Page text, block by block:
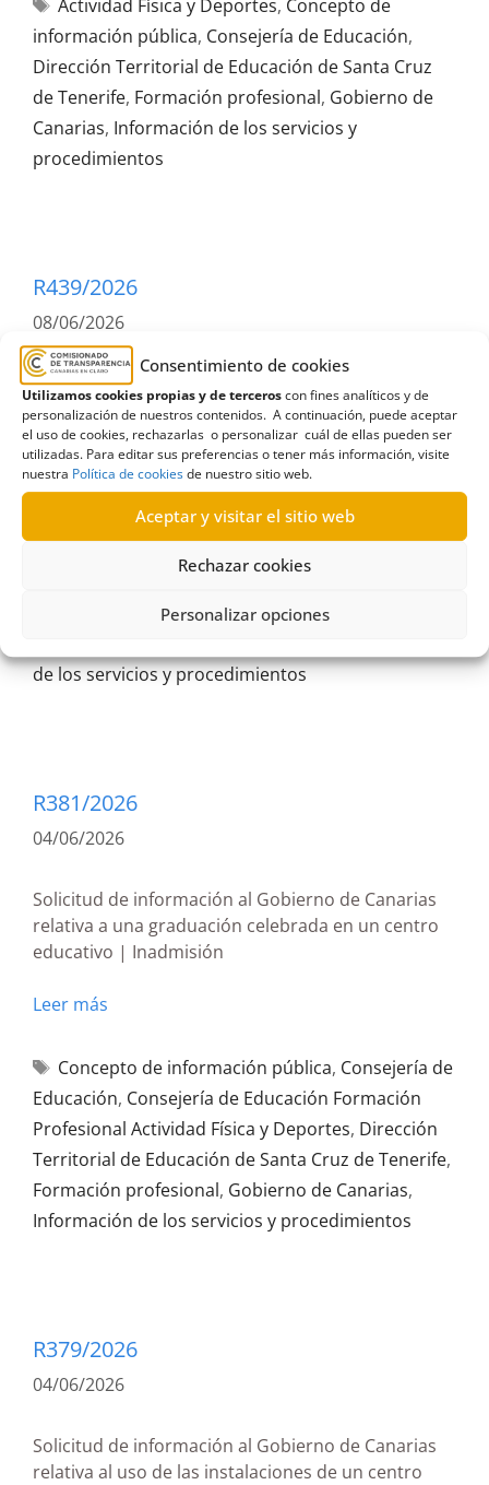
Consentimiento de cookies
Utilizamos cookies propias y de terceroscon fines analíticos y de
personalización de nuestros contenidos. A continuación, puede aceptar
el uso de cookies, rechazarlas o personalizar cuál de ellas pueden ser
utilizadas. Para editar sus preferencias o tener más información, visite
nuestra Política de cookiesde nuestro sitio web.
Aceptar y visitar el sitio web
Rechazar cookies
Personalizar opciones
Actividad Física y Deportes, Concepto de
información pública, Consejería de Educación,
Dirección Territorial de Educación de Santa Cruz
de Tenerife, Formación profesional, Gobierno de
Canarias, Información de los servicios y
procedimientos
R439/2026
08/06/2026
Solicitud de información al Gobierno de Canarias
relativa a la renovación del Consejo Escolar del IES
Cabrera Pinto | Inadmisión
Leer más
Santa Cruz de Tenerife,Formación profesional
de los servicios y procedimientos
R381/2026
04/06/2026
Solicitud de información al Gobierno de Canarias
relativa a una graduación celebrada en un centro
educativo | Inadmisión
Leer más
Concepto de información pública, Consejería de
Educación, Consejería de Educación Formación
Profesional Actividad Física y Deportes, Dirección
Territorial de Educación de Santa Cruz de Tenerife,
Formación profesional, Gobierno de Canarias,
Información de los servicios y procedimientos
R379/2026
04/06/2026
Solicitud de información al Gobierno de Canarias
relativa al uso de las instalaciones de un centro